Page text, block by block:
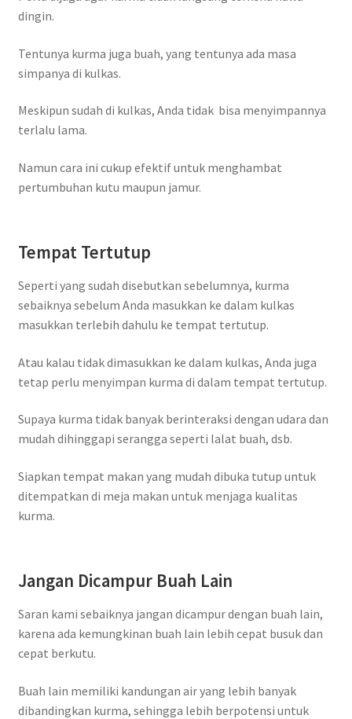
dingin.
Tentunya kurma juga buah, yang tentunya ada masa
simpanya di kulkas.
Meskipun sudah di kulkas, Anda tidak bisa menyimpannya
terlalu lama.
Namun cara ini cukup efektif untuk menghambat
pertumbuhan kutu maupun jamur.
Tempat Tertutup
Seperti yang sudah disebutkan sebelumnya, kurma
sebaiknya sebelum Anda masukkan ke dalam kulkas
masukkan terlebih dahulu ke tempat tertutup.
Atau kalau tidak dimasukkan ke dalam kulkas, Anda juga
tetap perlu menyimpan kurma di dalam tempat tertutup.
Supaya kurma tidak banyak berinteraksi dengan udara dan
mudah dihinggapi serangga seperti lalat buah, dsb.
Siapkan tempat makan yang mudah dibuka tutup untuk
ditempatkan di meja makan untuk menjaga kualitas
kurma.
Jangan Dicampur Buah Lain
Saran kami sebaiknya jangan dicampur dengan buah lain,
karena ada kemungkinan buah lain lebih cepat busuk dan
cepat berkutu.
Buah lain memiliki kandungan air yang lebih banyak
dibandingkan kurma, sehingga lebih berpotensi untuk